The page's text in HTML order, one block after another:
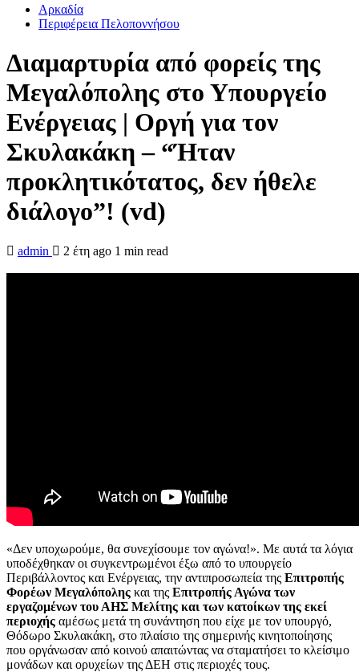
Αρκαδία
Περιφέρεια Πελοποννήσου
Διαμαρτυρία από φορείς της
Μεγαλόπολης στο Υπουργείο
Ενέργειας | Οργή για τον
Σκυλακάκη – “Ήταν
προκλητικότατος, δεν ήθελε
διάλογο”! (vd)
admin 2 έτη ago 1 min read
«Δεν υποχωρούμε, θα συνεχίσουμε τον αγώνα!». Με αυτά τα λόγια
υποδέχθηκαν οι συγκεντρωμένοι έξω από το υπουργείο
Περιβάλλοντος και Ενέργειας, την αντιπροσωπεία της Επιτροπής
Φορέων Μεγαλόπολης και της Επιτροπής Αγώνα των
εργαζομένων του ΑΗΣ Μελίτης και των κατοίκων της εκεί
περιοχής αμέσως μετά τη συνάντηση που είχε με τον υπουργό,
Θόδωρο Σκυλακάκη, στο πλαίσιο της σημερινής κινητοποίησης
που οργάνωσαν από κοινού απαιτώντας να σταματήσει το κλείσιμο
μονάδων και ορυχείων της ΔΕΗ στις περιοχές τους.